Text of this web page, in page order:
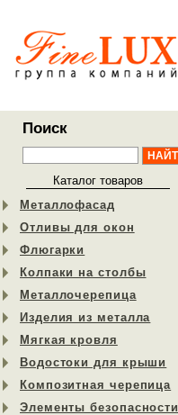
Поиск
Каталог товаров
Металлофасад
Отливы для окон
Флюгарки
Колпаки на столбы
Металлочерепица
Изделия из металла
Мягкая кровля
Водостоки для крыши
Композитная черепица
Элементы безопасности